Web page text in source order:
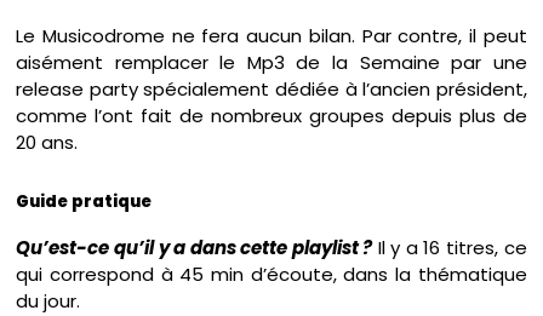
Le Musicodrome ne fera aucun bilan. Par contre, il peut
aisément remplacer le Mp3 de la Semaine par une
release party spécialement dédiée à l’ancien président,
comme l’ont fait de nombreux groupes depuis plus de
20 ans.
Guide pratique
Qu’est-ce qu’il y a dans cette playlist ?Il y a 16 titres, ce
qui correspond à 45 min d’écoute, dans la thématique
du jour.